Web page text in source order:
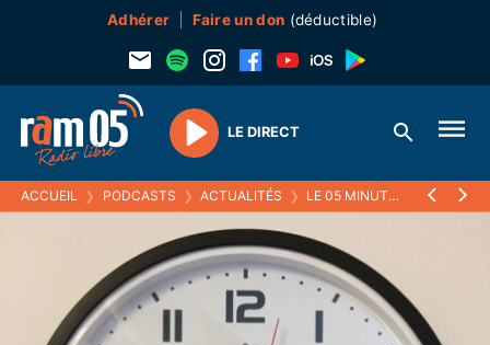
Adhérer Faire un don (déductible)
Play
LE DIRECT
ACCUEIL ❯ PODCASTS ❯ ACTUALITÉS ❯ LE 05 MINUTES 17